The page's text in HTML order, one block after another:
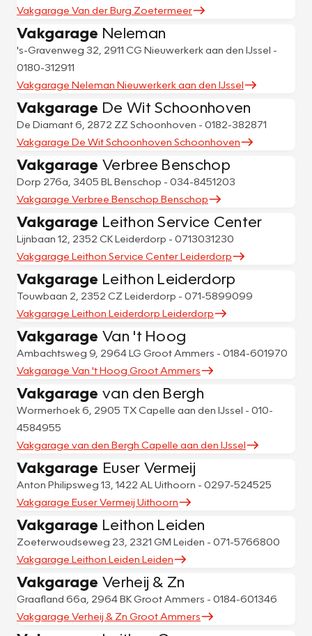
Vakgarage Van der Burg Zoetermeer
Vakgarage Neleman
's-Gravenweg 32, 2911 CG Nieuwerkerk aan den IJssel -
0180-312911
Vakgarage Neleman Nieuwerkerk aan den IJssel
Vakgarage De Wit Schoonhoven
De Diamant 6, 2872 ZZ Schoonhoven - 0182-382871
Vakgarage De Wit Schoonhoven Schoonhoven
Vakgarage Verbree Benschop
Dorp 276a, 3405 BL Benschop - 034-8451203
Vakgarage Verbree Benschop Benschop
Vakgarage Leithon Service Center
Lijnbaan 12, 2352 CK Leiderdorp - 0713031230
Vakgarage Leithon Service Center Leiderdorp
Vakgarage Leithon Leiderdorp
Touwbaan 2, 2352 CZ Leiderdorp - 071-5899099
Vakgarage Leithon Leiderdorp Leiderdorp
Vakgarage Van 't Hoog
Ambachtsweg 9, 2964 LG Groot Ammers - 0184-601970
Vakgarage Van 't Hoog Groot Ammers
Vakgarage van den Bergh
Wormerhoek 6, 2905 TX Capelle aan den IJssel - 010-
4584955
Vakgarage van den Bergh Capelle aan den IJssel
Vakgarage Euser Vermeij
Anton Philipsweg 13, 1422 AL Uithoorn - 0297-524525
Vakgarage Euser Vermeij Uithoorn
Vakgarage Leithon Leiden
Zoeterwoudseweg 23, 2321 GM Leiden - 071-5766800
Vakgarage Leithon Leiden Leiden
Vakgarage Verheij & Zn
Graafland 66a, 2964 BK Groot Ammers - 0184-601346
Vakgarage Verheij & Zn Groot Ammers